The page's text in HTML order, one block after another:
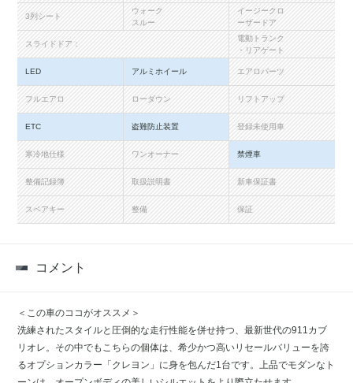
3列シート
ウォーク
スルー
イージークロ
ーザードア
スライドドア：
電動トランク
・リアゲート
LED アルミホイール エアロパーツ
フルエアロ ローダウン リフトアップ
ETC 盗難防止装置 登録未使用車
寒冷地仕様 ワンオーナー 禁煙車
整備記録簿 取扱説明書 新車保証書
スペアキー 整備 保証
コメント
＜この車のココがオススメ＞
洗練されたスタイルと圧倒的な走行性能を併せ持つ、最新世代の911カブ
リオレ。その中でもこちらの個体は、希少かつ高いリセールバリューを誇
るオプションカラー「クレヨン」に身を包んだ1台です。上品でモダンなト